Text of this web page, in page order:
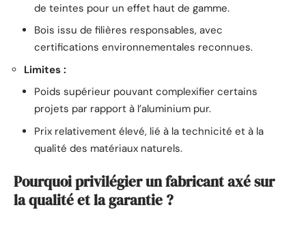
de teintes pour un effet haut de gamme.
Bois issu de filières responsables, avec
certifications environnementales reconnues.
Limites :
Poids supérieur pouvant complexifier certains
projets par rapport à l’aluminium pur.
Prix relativement élevé, lié à la technicité et à la
qualité des matériaux naturels.
Pourquoi privilégier un fabricant axé sur
la qualité et la garantie ?